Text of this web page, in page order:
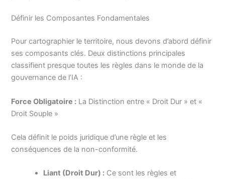
Définir les Composantes Fondamentales
Pour cartographier le territoire, nous devons d’abord définir
ses composants clés. Deux distinctions principales
classifient presque toutes les règles dans le monde de la
gouvernance de l’IA :
Force Obligatoire : La Distinction entre « Droit Dur » et «
Droit Souple »
Cela définit le poids juridique d’une règle et les
conséquences de la non-conformité.
Liant (Droit Dur) : Ce sont les règles et